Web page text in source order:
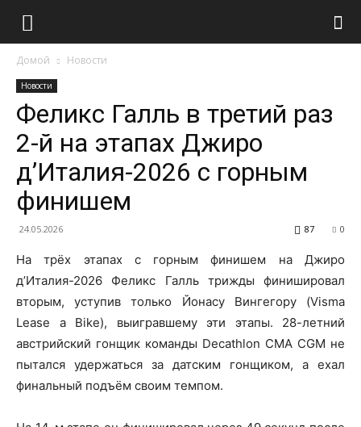
Домой Новости
Новости
Феликс Галль в третий раз
2-й на этапах Джиро
д’Италия-2026 с горным
финишем
24.05.2026 0
87
На трёх этапах с горным финишем на Джиро
д’Италия-2026 Феликс Галль трижды финишировал
вторым, уступив только Йонасу Вингегору (Visma
Lease a Bike), выигравшему эти этапы. 28-летний
австрийский гонщик команды Decathlon CMA CGM не
пытался удержаться за датским гонщиком, а ехал
финальный подъём своим темпом.